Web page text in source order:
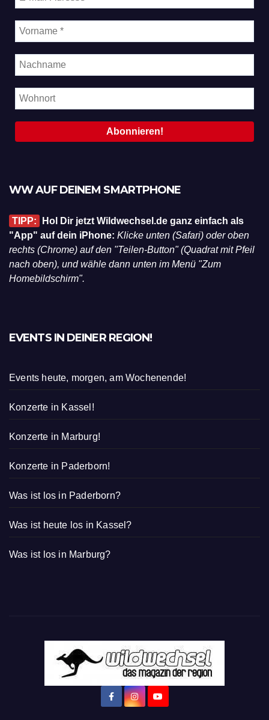
WW AUF DEINEM SMARTPHONE
TIPP:
Hol Dir jetzt Wildwechsel.de ganz einfach als
"App" auf dein iPhone: Klicke unten (Safari) oder oben
rechts (Chrome) auf den "Teilen-Button" (Quadrat mit Pfeil
nach oben), und wähle dann unten im Menü "Zum
Homebildschirm".
EVENTS IN DEINER REGION!
Events heute, morgen, am Wochenende!
Konzerte in Kassel!
Konzerte in Marburg!
Konzerte in Paderborn!
Was ist los in Paderborn?
Was ist heute los in Kassel?
Was ist los in Marburg?